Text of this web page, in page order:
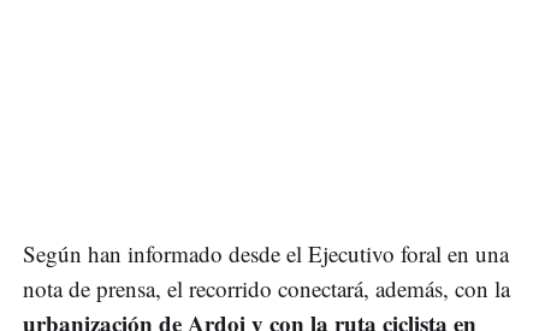
Según han informado desde el Ejecutivo foral en una
nota de prensa, el recorrido conectará, además, con la
urbanización de Ardoi y con la ruta ciclista en